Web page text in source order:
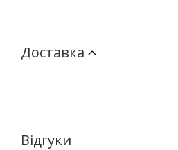
Доставка
Відгуки